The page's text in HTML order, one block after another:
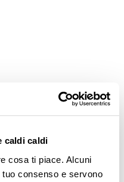
caldi caldi
cosa ti piace. Alcuni
consenso e servono